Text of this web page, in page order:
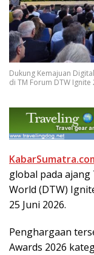
Dukung Kemajuan
di TM Forum DTW
global pada
World (DTW)
25 Juni 2026.
Penghargaan
Awards 2026